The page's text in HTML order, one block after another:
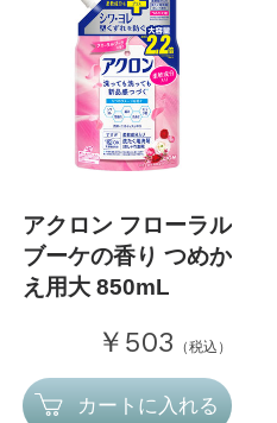
アクロン フローラル
ブーケの香り つめか
え用大 850mL
￥503 （税込）
カートに入れる